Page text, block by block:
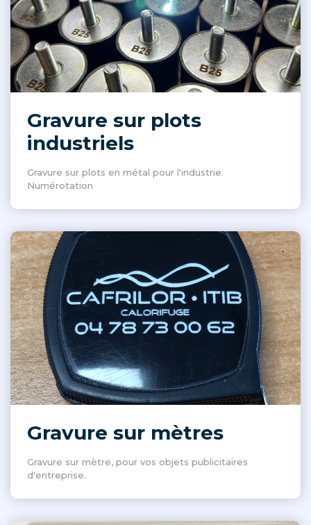
Gravure sur plots
industriels
Gravure sur plots en métal pour l'industrie.
Numérotation
Gravure sur mètres
Gravure sur mètre, pour vos objets publicitaires
d'entreprise.